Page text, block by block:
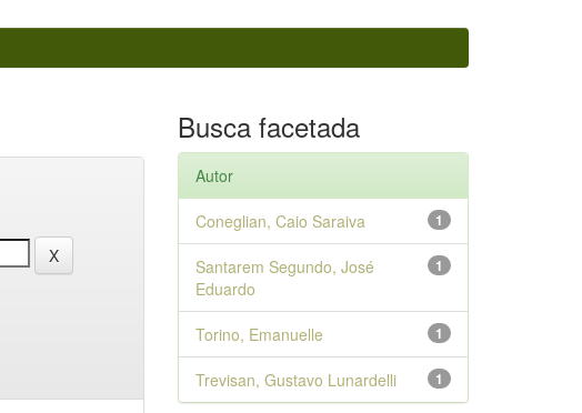
Busca facetada
Autor
1
Coneglian, Caio Saraiva
1
Santarem Segundo, José
Eduardo
1
Torino, Emanuelle
1
Trevisan, Gustavo Lunardelli